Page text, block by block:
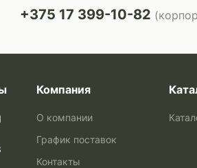
+375 17 399-10-82
Компания
О компании
График поставок
Контакты